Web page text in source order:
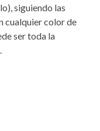
siguiendo las
cualquier color de
ser toda la